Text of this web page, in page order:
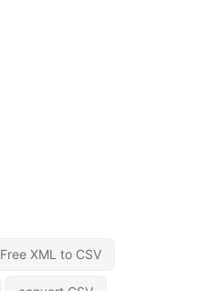
Free XML to CSV